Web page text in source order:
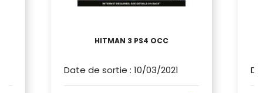
HITMAN 3 PS4 OCC
Date de sortie : 10/03/2021